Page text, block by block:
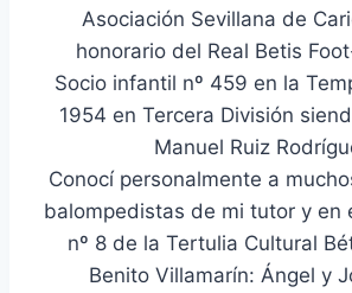
Asociación Sevillana de
honorario del Real Betis
Socio infantil nº 459 en la
1954 en Tercera División
Manuel Ruiz
Conocí personalmente a
balompedistas de mi tutor y en
nº 8 de la Tertulia Cultural
Benito Villamarín: Ángel y